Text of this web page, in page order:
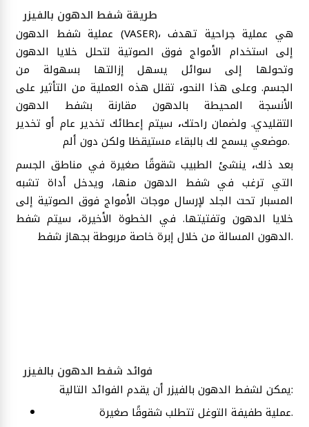
طريقة شفط الدهون بالفيزر
عملية شفط الدهون (VASER)، هي عملية جراحية تهدف
إلى استخدام الأمواج فوق الصوتية لتحلل خلايا الدهون
وتحولها إلى سوائل يسهل إزالتها بسهولة من
الجسم. وعلى هذا النحو، تقلل هذه العملية من التأثير على
الأنسجة المحيطة بالدهون مقارنة بشفط الدهون
التقليدي. ولضمان راحتك، سيتم إعطائك تخدير عام أو تخدير
موضعي يسمح لك بالبقاء مستيقظا ولكن دون ألم.
بعد ذلك، ينشئ الطبيب شقوقًا صغيرة في مناطق الجسم
التي ترغب في شفط الدهون منها، ويدخل أداة تشبه
المسبار تحت الجلد لإرسال موجات الأمواج فوق الصوتية إلى
خلايا الدهون وتفتيتها. في الخطوة الأخيرة، سيتم شفط
الدهون المسالة من خلال إبرة خاصة مربوطة بجهاز شفط.
فوائد شفط الدهون بالفيزر
يمكن لشفط الدهون بالفيزر أن يقدم الفوائد التالية:
عملية طفيفة التوغل تتطلب شقوقًا صغيرة.